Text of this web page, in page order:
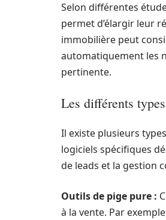
Selon différentes
permet d’élargir leur
immobilière peut
automatiquement les
pertinente.
Les différents
Il existe plusieurs
logiciels spécifiques
de leads et la gestion
Outils de pige pure :
à la vente. Par